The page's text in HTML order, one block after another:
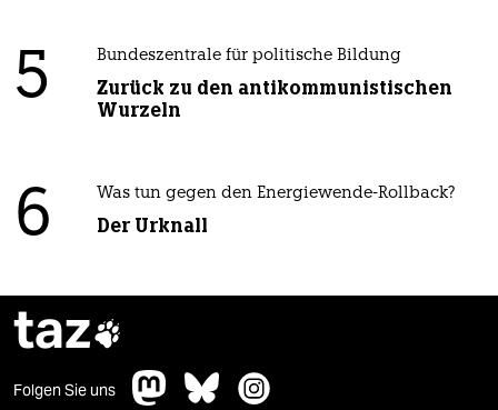
5 Bundeszentrale für politische Bildung
Zurück zu den antikommunistischen
Wurzeln
6 Was tun gegen den Energiewende-Rollback?
Der Urknall
taz
Folgen Sie uns